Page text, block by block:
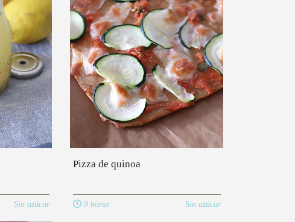
Sin azúcar
Pizza de quinoa
9 horas Sin azúcar